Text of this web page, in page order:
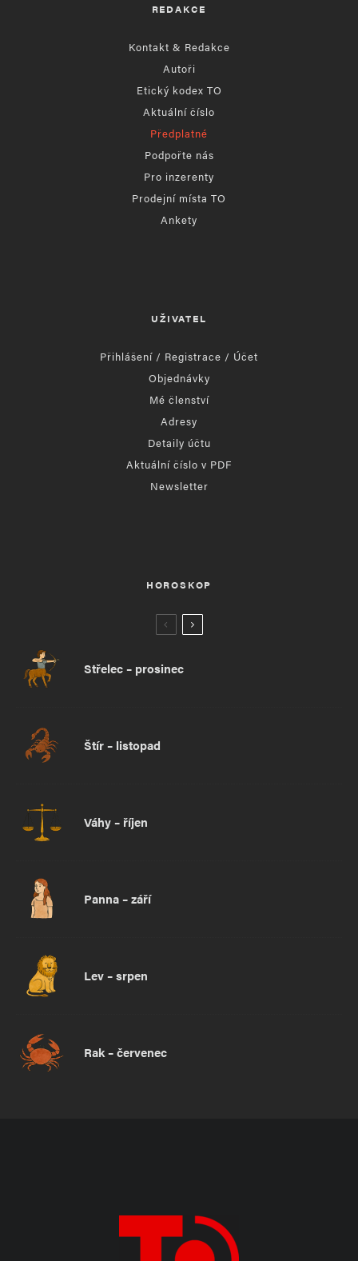
REDAKCE
Kontakt & Redakce
Autoři
Etický kodex TO
Aktuální číslo
Předplatné
Podpořte nás
Pro inzerenty
Prodejní místa TO
Ankety
UŽIVATEL
Přihlášení / Registrace / Účet
Objednávky
Mé členství
Adresy
Detaily účtu
Aktuální číslo v PDF
Newsletter
HOROSKOP
Střelec – prosinec
Štír – listopad
Váhy – říjen
Panna – září
Lev – srpen
Rak – červenec